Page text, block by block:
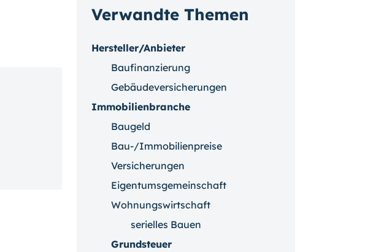
Verwandte Themen
Hersteller/Anbieter
Baufinanzierung
Gebäudeversicherungen
Immobilienbranche
Baugeld
Bau-/Immobilienpreise
Versicherungen
Eigentumsgemeinschaft
Wohnungswirtschaft
serielles Bauen
Grundsteuer